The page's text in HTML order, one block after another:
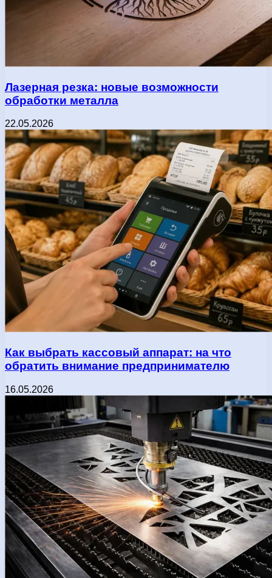
Лазерная резка: новые возможности
обработки металла
22.05.2026
Как выбрать кассовый аппарат: на что
обратить внимание предпринимателю
16.05.2026